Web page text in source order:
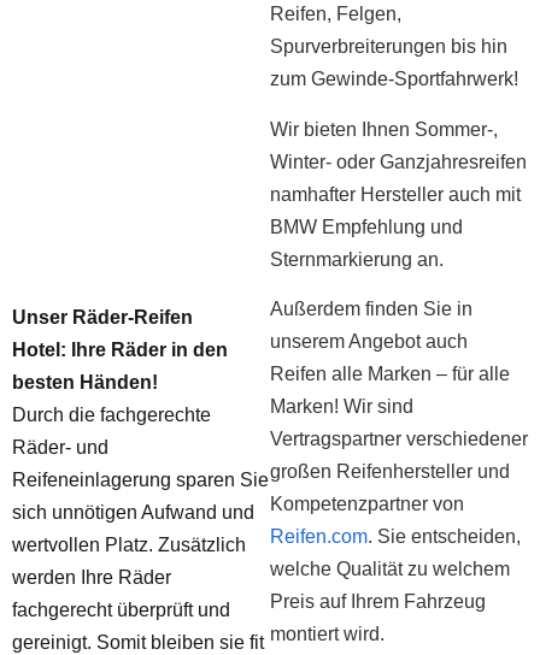
Unser Räder-Reifen
Hotel:
Ihre Räder in den
besten Händen!
Durch die fachgerechte
Räder- und
Reifeneinlagerung sparen Sie
sich unnötigen Aufwand und
wertvollen Platz. Zusätzlich
werden Ihre Räder
fachgerecht überprüft und
gereinigt. Somit bleiben sie fit
Reifen, Felgen,
Spurverbreiterungen bis hin
zum Gewinde-Sportfahrwerk!
Wir bieten Ihnen Sommer-,
Winter- oder Ganzjahresreifen
namhafter Hersteller auch mit
BMW Empfehlung und
Sternmarkierung an.
Außerdem finden Sie in
unserem Angebot auch
Reifen alle Marken – für alle
Marken! Wir sind
Vertragspartner verschiedener
großen Reifenhersteller und
Kompetenzpartner von
Reifen.com. Sie entscheiden,
welche Qualität zu welchem
Preis auf Ihrem Fahrzeug
montiert wird.